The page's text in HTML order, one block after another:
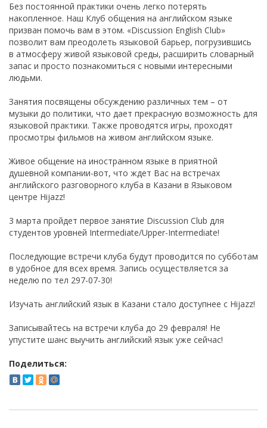
Без постоянной практики очень легко потерять
накопленное. Наш Клуб общения на английском языке
призван помочь вам в этом. «Discussion English Club»
позволит вам преодолеть языковой барьер, погрузившись
в атмосферу живой языковой среды, расширить словарный
запас и просто познакомиться с новыми интересными
людьми.
Занятия посвящены обсуждению различных тем – от
музыки до политики, что дает прекрасную возможность для
языковой практики. Также проводятся игры, проходят
просмотры фильмов на живом английском языке.
Живое общение на иностранном языке в приятной
душевной компании-вот, что ждет Вас на встречах
английского разговорного клуба в Казани в Языковом
центре Hijazz!
3 марта пройдет первое занятие Discussion Club для
студентов уровней Intermediate/Upper-Intermediate!
Последующие встречи клуба будут проводится по субботам
в удобное для всех время. Запись осуществляется за
неделю по тел 297-07-30!
Изучать английский язык в Казани стало доступнее с Hijazz!
Записывайтесь на встречи клуба до 29 февраля! Не
упустите шанс выучить английский язык уже сейчас!
Поделиться: